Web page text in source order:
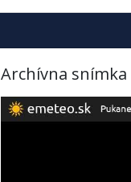
Archívna snímka